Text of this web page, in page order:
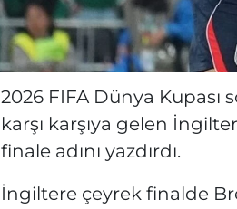
2026 FIFA Dünya Kupası
karşı karşıya gelen
finale adını yazdırdı.
İngiltere çeyrek finalde